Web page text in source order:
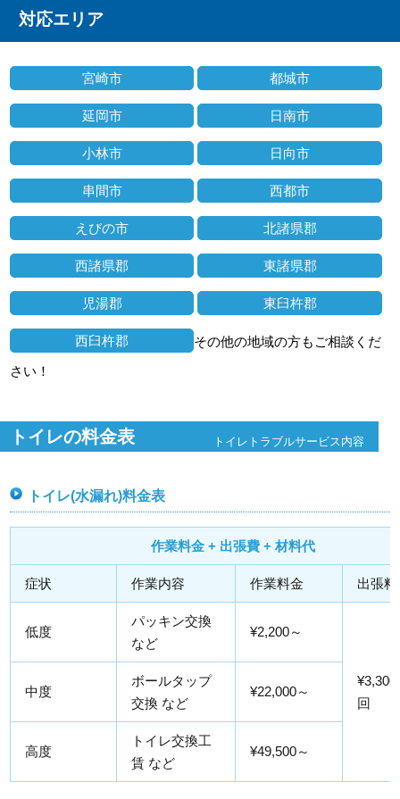
対応エリア
宮崎市 都城市
延岡市 日南市
小林市 日向市
串間市 西都市
えびの市 北諸県郡
西諸県郡 東諸県郡
児湯郡 東臼杵郡
西臼杵郡
その他の地域の方もご相談くだ
さい！
トイレの料金表 トイレトラブルサービス内容
トイレ(水漏れ)料金表
作業料金 + 出張費 + 材料代
症状 作業内容 作業料金 出張
低度
パッキン交換
など
¥2,200～
回
中度
ボールタップ
交換 など
¥22,000～
高度
トイレ交換工
賃 など
¥49,500～